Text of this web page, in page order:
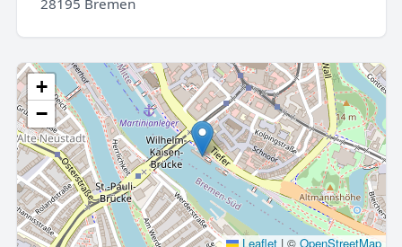
28195 Bremen
+
−
Leaflet |© OpenStreetMap